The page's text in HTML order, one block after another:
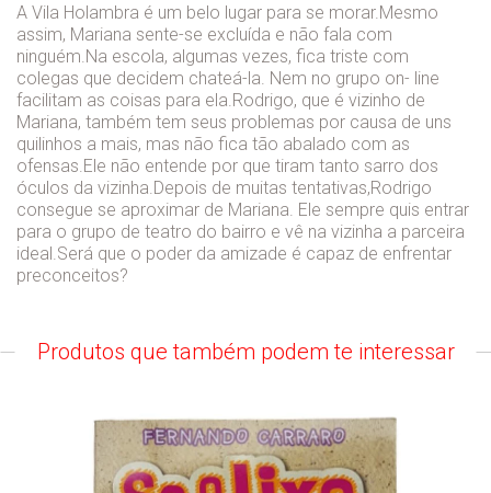
A Vila Holambra é um belo lugar para se morar.Mesmo
assim, Mariana sente-se excluída e não fala com
ninguém.Na escola, algumas vezes, fica triste com
colegas que decidem chateá-la. Nem no grupo on- line
facilitam as coisas para ela.Rodrigo, que é vizinho de
Mariana, também tem seus problemas por causa de uns
quilinhos a mais, mas não fica tão abalado com as
ofensas.Ele não entende por que tiram tanto sarro dos
óculos da vizinha.Depois de muitas tentativas,Rodrigo
consegue se aproximar de Mariana. Ele sempre quis entrar
para o grupo de teatro do bairro e vê na vizinha a parceira
ideal.Será que o poder da amizade é capaz de enfrentar
preconceitos?
Produtos que também podem te interessar